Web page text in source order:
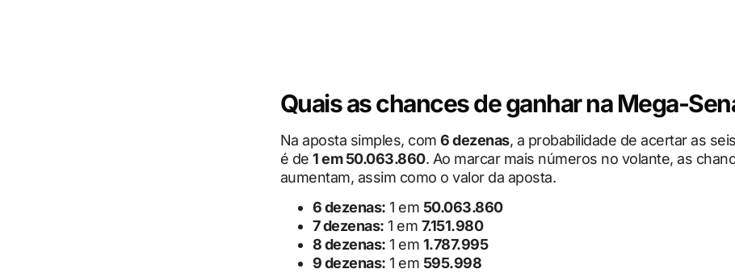
Quais as chances de ganhar na Mega-
Na aposta simples, com 6 dezenas, a probabilidade de acertar as
é de 1 em 50.063.860. Ao marcar mais números no volante, as
aumentam, assim como o valor da aposta.
6 dezenas: 1 em 50.063.860
7 dezenas: 1 em 7.151.980
8 dezenas: 1 em 1.787.995
9 dezenas: 1 em 595.998